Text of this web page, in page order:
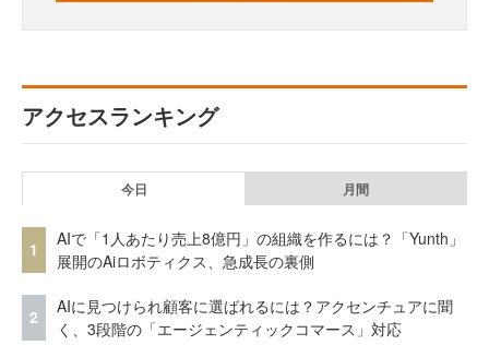
アクセスランキング
今日 月間
1
AIで「1人あたり売上8億円」の組織を作るには？「Yunth」
展開のAiロボティクス、急成長の裏側
2
AIに見つけられ顧客に選ばれるには？アクセンチュアに聞
く、3段階の「エージェンティックコマース」対応